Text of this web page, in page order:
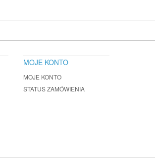
MOJE KONTO
MOJE KONTO
STATUS ZAMÓWIENIA